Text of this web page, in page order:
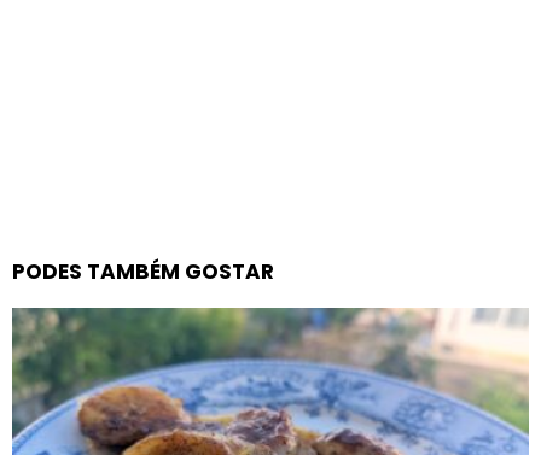
PODES TAMBÉM GOSTAR